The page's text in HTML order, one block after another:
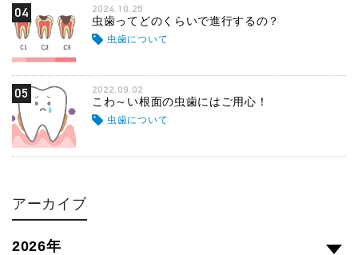
04 2024.10.25
虫歯ってどのくらいで進行するの？
虫歯について
05 2022.09.02
こわ～い根面の虫歯にはご用心！
虫歯について
アーカイブ
2026年